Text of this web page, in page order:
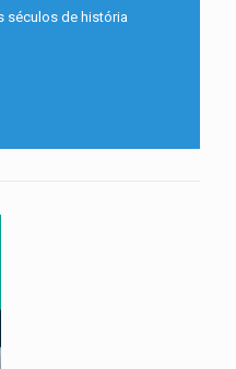
séculos de história